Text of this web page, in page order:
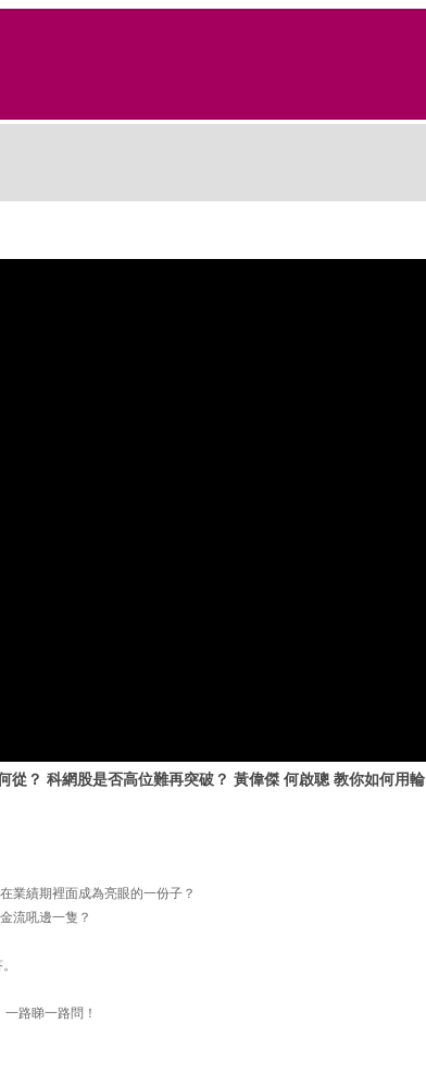
從？ 科網股是否高位難再突破？ 黃偉傑 何啟聰 教你如何用輪
業績期裡面成為亮眼的一份子？
流吼邊一隻？
路睇一路問！